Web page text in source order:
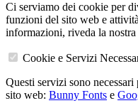
Ci serviamo dei cookie per
funzioni del sito web e
informazioni, riveda la nostra
Cookie e Servizi
Questi servizi sono
sito web: Bunny Fonts e